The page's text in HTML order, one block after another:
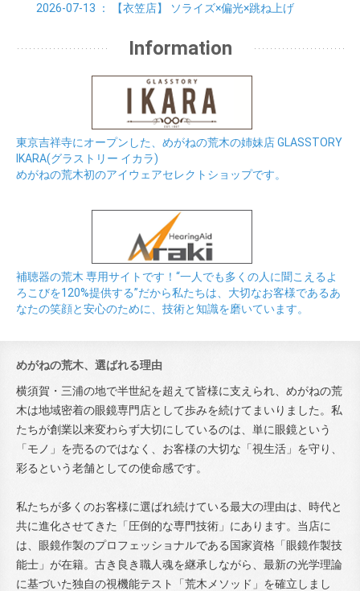
2026-07-13 ： 【衣笠店】 ソライズ×偏光×跳ね上げ
Information
東京吉祥寺にオープンした、めがねの荒木の姉妹店 GLASSTORY
IKARA(グラストリー イカラ)
めがねの荒木初のアイウェアセレクトショップです。
補聴器の荒木 専用サイトです！“一人でも多くの人に聞こえるよ
ろこびを120%提供する”だから私たちは、大切なお客様であるあ
なたの笑顔と安心のために、技術と知識を磨いています。
めがねの荒木、選ばれる理由
横須賀・三浦の地で半世紀を超えて皆様に支えられ、めがねの荒
木は地域密着の眼鏡専門店として歩みを続けてまいりました。私
たちが創業以来変わらず大切にしているのは、単に眼鏡という
「モノ」を売るのではなく、お客様の大切な「視生活」を守り、
彩るという老舗としての使命感です。
私たちが多くのお客様に選ばれ続けている最大の理由は、時代と
共に進化させてきた「圧倒的な専門技術」にあります。当店に
は、眼鏡作製のプロフェッショナルである国家資格「眼鏡作製技
能士」が在籍。古き良き職人魂を継承しながら、最新の光学理論
に基づいた独自の視機能テスト「荒木メソッド」を確立しまし